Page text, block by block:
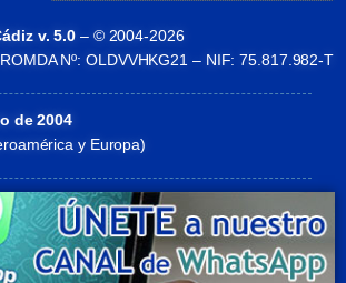
v. 5.0 – © 2004-2026
Nº: OLDVVHKG21 – NIF: 75.817.982-T
de 2004
y Europa)